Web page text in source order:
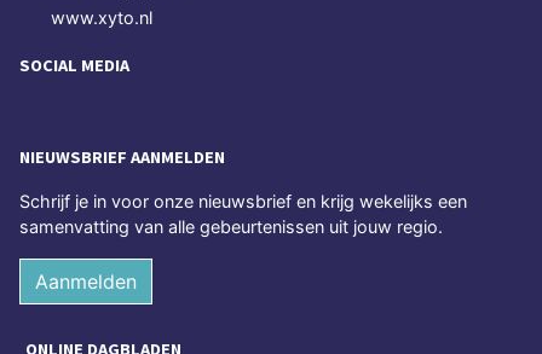
www.xyto.nl
SOCIAL MEDIA
NIEUWSBRIEF AANMELDEN
Schrijf je in voor onze nieuwsbrief en krijg wekelijks een
samenvatting van alle gebeurtenissen uit jouw regio.
Aanmelden
ONLINE DAGBLADEN